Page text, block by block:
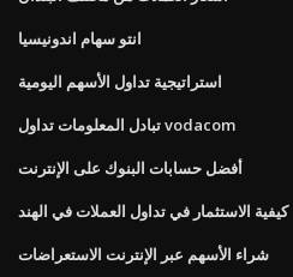
انتو سهام اندونيسيا
استراتيجية تداول الأسهم اليومية
تبادل المعلومات تداول vodacom
أفضل حسابات البنوك على الإنترنت
كيفية الاستثمار في تداول العملات في الهند
شراء الأسهم عبر الإنترنت الاستعراضات